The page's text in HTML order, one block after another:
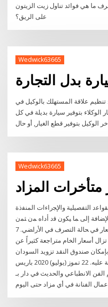
ما هي فوائد تناول زيت الزيتون
على الريق؟
Wedwick63665
بدل التجارة
تنظيم علاقة المستهلك بالوكيل في
الوكلاء بتوفير سيارة بديلة في كل
الوكيل بتوفير قطع الغيار, أو حال
Wedwick63665
متأخرات المزاد
ﺍﻟﺘﻔﺼﻴﻠﻴﺔ ﻭﺍﻹﺠﺭﺍﺀﺍﺕ ﺍﻟﻤﻨﻔﺫﺓ
ﺇﻟﻰ ﻤﺎ ﻴﻜﻭﻥ ﻗﺩ ﺃﺩﺍﻩ ﻤﻥ ﺜﻤﻥ
ﻘﺎﺘﻬﺎ ﻭﺍﻟﻤﺸﺎﺭﻜﺔ ﻓﻲ ﻓﺭﻭﻕ ﺍﻷﺴﻌﺎﺭ ﻓﻲ ﺤﺎﻟﺔ ﺍﻟﺘﺼﺭﻑ ﻓﻲ ﺍﻷﺭﺍﻀﻲ. 7
(أكتوبر) 2019 ولا تزال أسعار الخام متراجعة كثيراً عن
ليس بإمكان صندوق النقد تزويد السودان
بالتمويل، بسبب المتأخرات المستحقة عليه. 22 تموز (يوليو) 2020 باريس
الانطباعي والحديث في دار بـ